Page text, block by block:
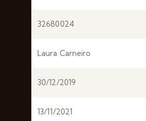
32680024
Laura Carneiro
30/12/2019
13/11/2021